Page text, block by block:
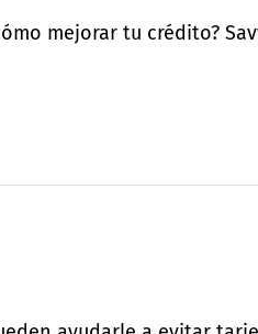
mejorar tu crédito?